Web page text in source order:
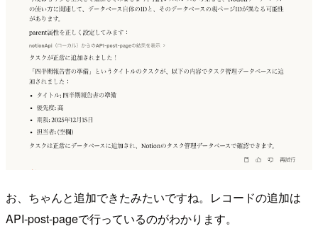
お、ちゃんと追加できたみたいですね。レコードの追加は
API-post-pageで行っているのがわかります。